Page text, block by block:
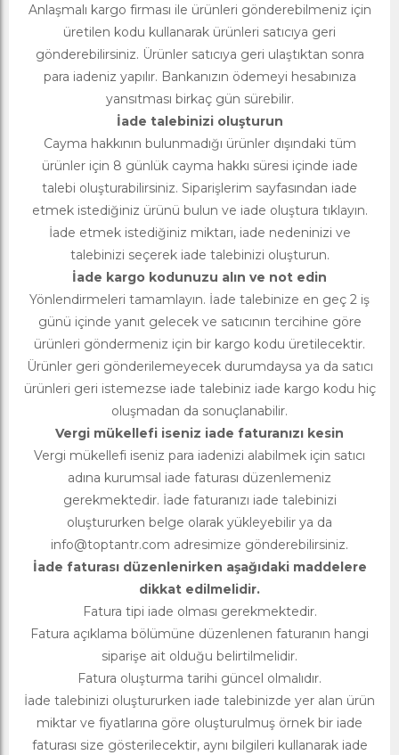
Anlaşmalı kargo firması ile ürünleri gönderebilmeniz için
üretilen kodu kullanarak ürünleri satıcıya geri
gönderebilirsiniz. Ürünler satıcıya geri ulaştıktan sonra
para iadeniz yapılır. Bankanızın ödemeyi hesabınıza
yansıtması birkaç gün sürebilir.
İade talebinizi oluşturun
Cayma hakkının bulunmadığı ürünler dışındaki tüm
ürünler için 8 günlük cayma hakkı süresi içinde iade
talebi oluşturabilirsiniz. Siparişlerim sayfasından iade
etmek istediğiniz ürünü bulun ve iade oluştura tıklayın.
İade etmek istediğiniz miktarı, iade nedeninizi ve
talebinizi seçerek iade talebinizi oluşturun.
İade kargo kodunuzu alın ve not edin
Yönlendirmeleri tamamlayın. İade talebinize en geç 2 iş
günü içinde yanıt gelecek ve satıcının tercihine göre
ürünleri göndermeniz için bir kargo kodu üretilecektir.
Ürünler geri gönderilemeyecek durumdaysa ya da satıcı
ürünleri geri istemezse iade talebiniz iade kargo kodu hiç
oluşmadan da sonuçlanabilir.
Vergi mükellefi iseniz iade faturanızı kesin
Vergi mükellefi iseniz para iadenizi alabilmek için satıcı
adına kurumsal iade faturası düzenlemeniz
gerekmektedir. İade faturanızı iade talebinizi
oluştururken belge olarak yükleyebilir ya da
info@toptantr.com adresimize gönderebilirsiniz.
İade faturası düzenlenirken aşağıdaki maddelere
dikkat edilmelidir.
Fatura tipi iade olması gerekmektedir.
Fatura açıklama bölümüne düzenlenen faturanın hangi
siparişe ait olduğu belirtilmelidir.
Fatura oluşturma tarihi güncel olmalıdır.
İade talebinizi oluştururken iade talebinizde yer alan ürün
miktar ve fiyatlarına göre oluşturulmuş örnek bir iade
faturası size gösterilecektir, aynı bilgileri kullanarak iade